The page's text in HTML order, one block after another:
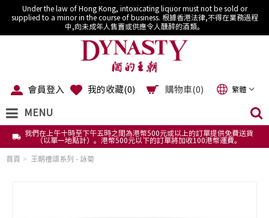
Under the law of Hong Kong, intoxicating liquor must not be sold or
supplied to a minor in the course of business. 根據香港法律,不得在業務過程
中,向未成年人售賣或供應令人醺醉的酒類。
會員登入 我的收藏(0) 購物車(0) 繁體
MENU
我們在上午十時至下午五時之間為港幣500元或以上的訂單提供免費送貨
（以單一地點計）。港幣500元以下的訂單將加收100港幣運費。
首頁 王朝禮頌系列 - 詠菊